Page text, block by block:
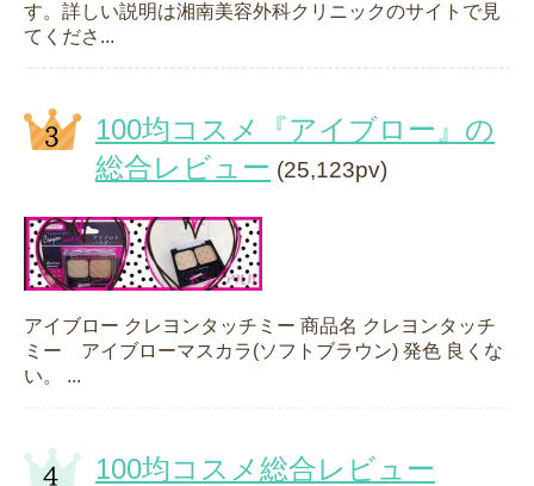
す。詳しい説明は湘南美容外科クリニックのサイトで見
てくださ...
100均コスメ『アイブロー』の
総合レビュー (25,123pv)
アイブロー クレヨンタッチミー 商品名 クレヨンタッチ
ミー アイブローマスカラ(ソフトブラウン) 発色 良くな
い。 ...
100均コスメ総合レビュー